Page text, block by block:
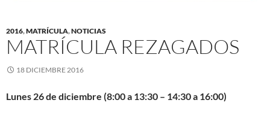
2016,MATRÍCULA,NOTICIAS
MATRÍCULA REZAGADOS
18 DICIEMBRE 2016
Lunes 26 de diciembre (8:00 a 13:30 – 14:30 a 16:00)